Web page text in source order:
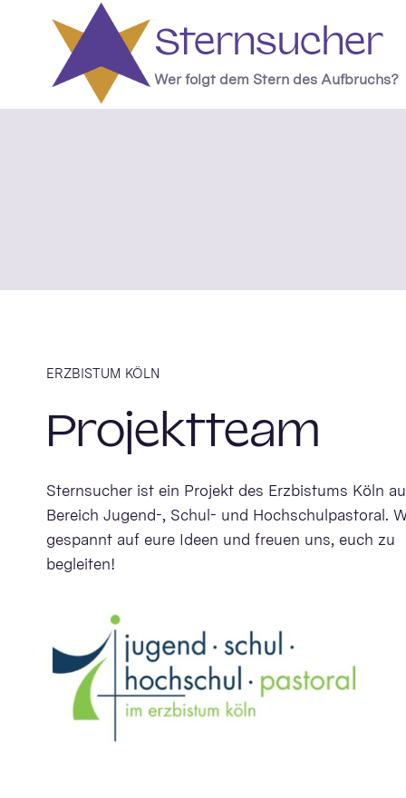
Sternsucher
Wer folgt dem Stern des Aufbruchs?
ERZBISTUM KÖLN
Projektteam
Sternsucher ist ein Projekt des Erzbistums Köln
Bereich Jugend-, Schul- und Hochschulpastoral.
gespannt auf eure Ideen und freuen uns, euch zu
begleiten!